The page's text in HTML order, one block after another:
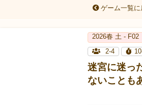
ゲーム一覧に
2026春 土 - F02
2-4
迷宮に迷っ
ないことも